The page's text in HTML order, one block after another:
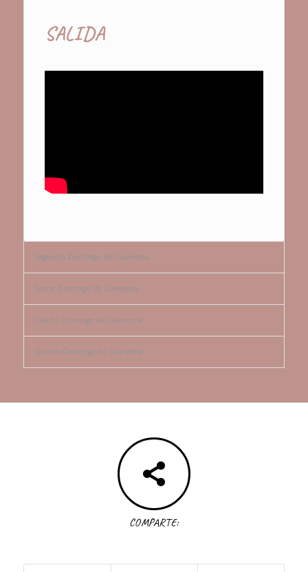
SALIDA
Segundo Domingo de Cuaresma
Tercer Domingo de Cuaresma
Cuarto Domingo de Cuaresma
Quinto Domingo de Cuaresma
COMPARTE: